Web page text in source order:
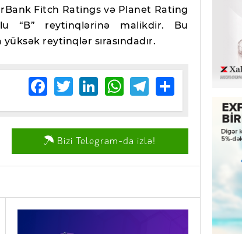
Fitch Ratings və Planet Rating
“B” reytinqlərinə malikdir. Bu
reytinqlər sırasındadır.
Facebook
TwitterLinkedIn
WhatsApp
Telegram
Share
Bizi Telegram-da izlə!